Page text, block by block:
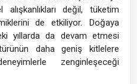
değil, tüketim
de etkiliyor. Doğaya
yıllarda da devam etmesi
daha geniş kitlelere
zenginleşeceği